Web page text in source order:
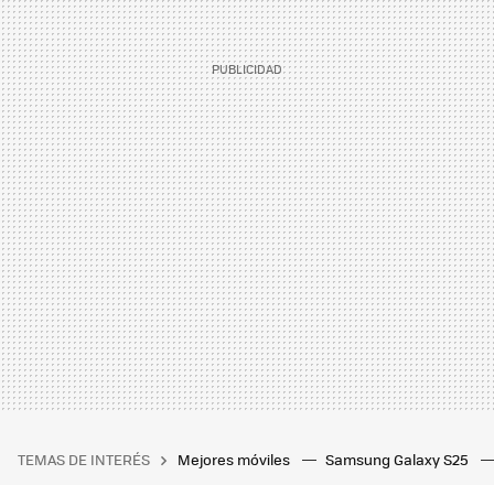
TEMAS DE INTERÉS Mejores móviles Samsung Galaxy S25